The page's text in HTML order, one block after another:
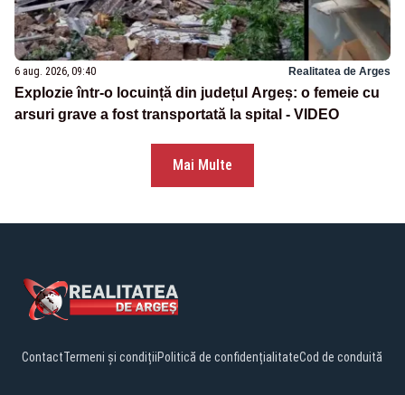
6 aug. 2026, 09:40 Realitatea de Arges
Explozie într-o locuință din județul Argeș: o femeie cu
arsuri grave a fost transportată la spital - VIDEO
Mai Multe
ContactTermeni și condițiiPolitică de confidențialitateCod de conduită